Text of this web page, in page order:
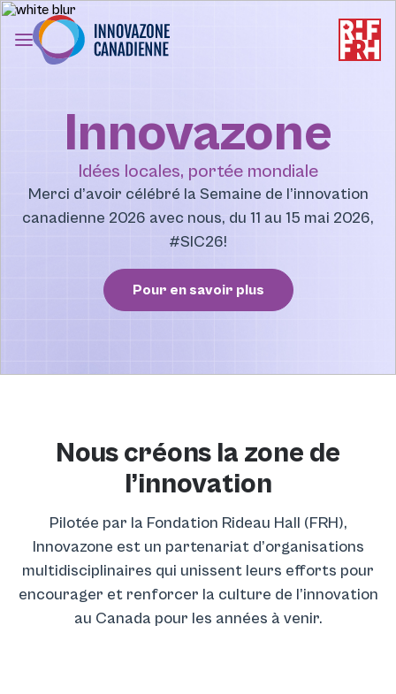
Toggle
Drawer
Canadian
Innovation
Week
Innovazone
Idées locales, portée mondiale
Merci d’avoir célébré la Semaine de l’innovation
canadienne 2026 avec nous, du 11 au 15 mai 2026,
#SIC26!
Pour en savoir plus
Nous créons la zone de
l’innovation
Pilotée par la Fondation Rideau Hall (FRH),
Innovazone est un partenariat d’organisations
multidisciplinaires qui unissent leurs efforts pour
encourager et renforcer la culture de l’innovation
au Canada pour les années à venir.